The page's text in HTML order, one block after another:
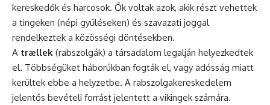
kereskedők és harcosok. Ők voltak azok, akik részt vehettek
a tingeken (népi gyűléseken) és szavazati joggal
rendelkeztek a közösségi döntésekben.
A trællek (rabszolgák) a társadalom legalján helyezkedtek
el. Többségüket háborúkban fogták el, vagy adósság miatt
kerültek ebbe a helyzetbe. A rabszolgakereskedelem
jelentős bevételi forrást jelentett a vikingek számára.